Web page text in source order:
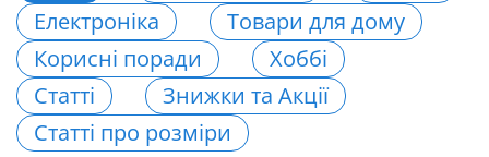
Електроніка
Товари для дому
Корисні поради
Хоббі
Статті
Знижки та Акції
Статті про розміри